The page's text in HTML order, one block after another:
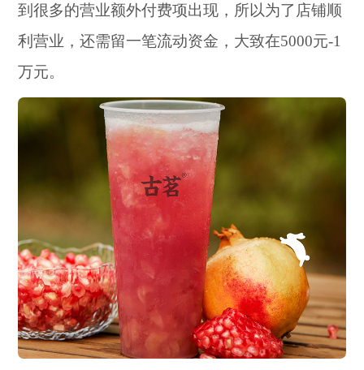
到很多的营业额外付费项出现，所以为了店铺顺
利营业，还需留一笔流动资金，大致在5000元-1
万元。